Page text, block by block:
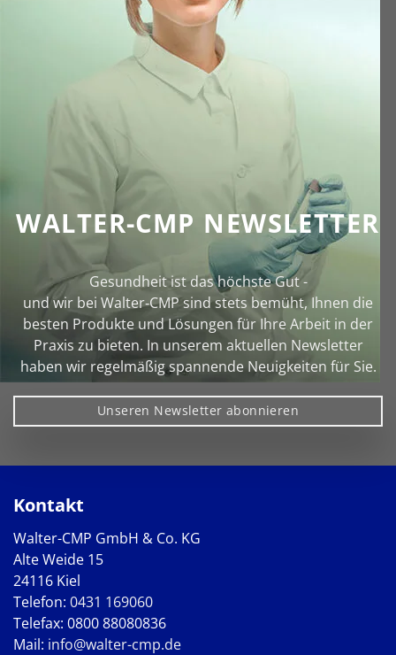
WALTER-CMP NEWSLETTER
Gesundheit ist das höchste Gut -
und wir bei Walter‑CMP sind stets bemüht, Ihnen die
besten Produkte und Lösungen für Ihre Arbeit in der
Praxis zu bieten. In unserem aktuellen Newsletter
haben wir regelmäßig spannende Neuigkeiten für Sie.
Unseren Newsletter abonnieren
Kontakt
Walter-CMP GmbH & Co. KG
Alte Weide 15
24116 Kiel
Telefon: 0431 169060
Telefax: 0800 88080836
Mail: info@walter-cmp.de